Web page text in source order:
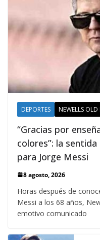
DEPORTES NEWELLS OLD
“Gracias por
colores”: la
para Jorge Messi
8 agosto, 2026
Horas después de
Messi a los 68 años,
emotivo comunicado